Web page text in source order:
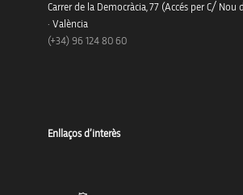
Carrer de la Democràcia, 77 (Accés per C/ Nou
· València
(+34) 96 124 80 60
Enllaços d’interès